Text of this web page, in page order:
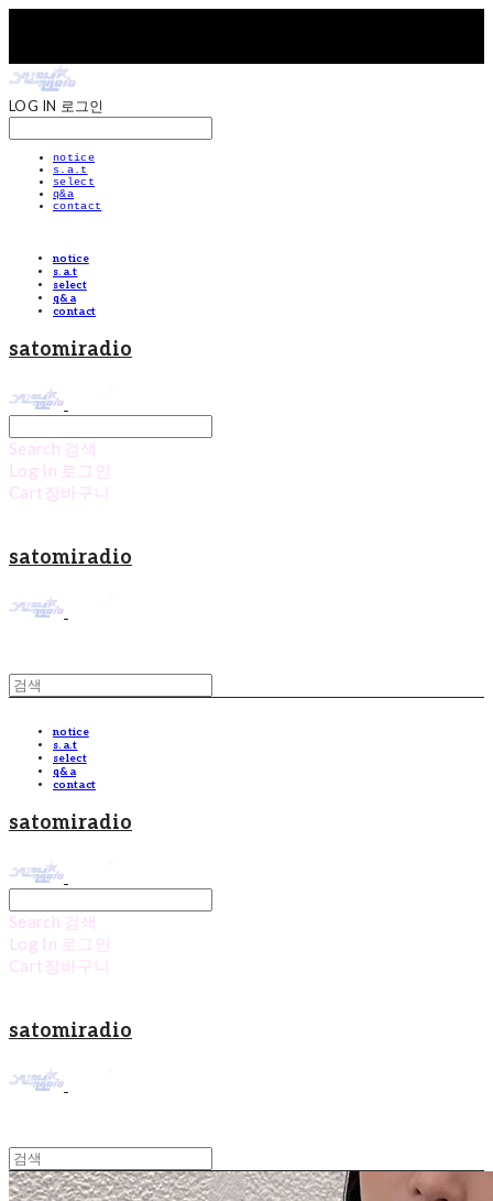
LOG IN 로그인
notice
s.a.t
select
q&a
contact
notice
s.a.t
select
q&a
contact
satomiradio
Search 검색
Log In 로그인
Cart 장바구니
satomiradio
notice
s.a.t
select
q&a
contact
satomiradio
Search 검색
Log In 로그인
Cart 장바구니
satomiradio